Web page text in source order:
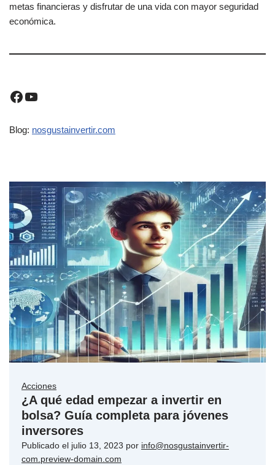
metas financieras y disfrutar de una vida con mayor seguridad
económica.
Blog: nosgustainvertir.com
Acciones
¿A qué edad empezar a invertir en
bolsa? Guía completa para jóvenes
inversores
Publicado el julio 13, 2023 por info@nosgustainvertir-
com.preview-domain.com